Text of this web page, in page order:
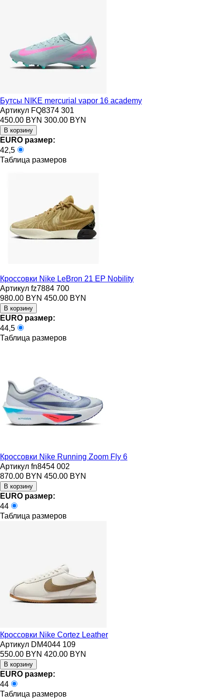
Бутсы NIKE mercurial vapor 16 academy
Артикул FQ8374 301
450.00 BYN 300.00 BYN
EURO размер:
42,5
Таблица размеров
Кроссовки Nike LeBron 21 EP Nobility
Артикул fz7884 700
980.00 BYN 450.00 BYN
EURO размер:
44,5
Таблица размеров
Кроссовки Nike Running Zoom Fly 6
Артикул fn8454 002
870.00 BYN 450.00 BYN
EURO размер:
44
Таблица размеров
Кроссовки Nike Cortez Leather
Артикул DM4044 109
550.00 BYN 420.00 BYN
EURO размер:
44
Таблица размеров